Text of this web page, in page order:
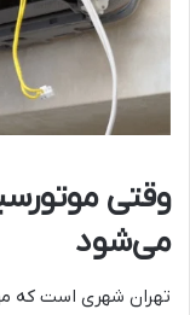
وقتی
می‌شود
تهران شهری است که